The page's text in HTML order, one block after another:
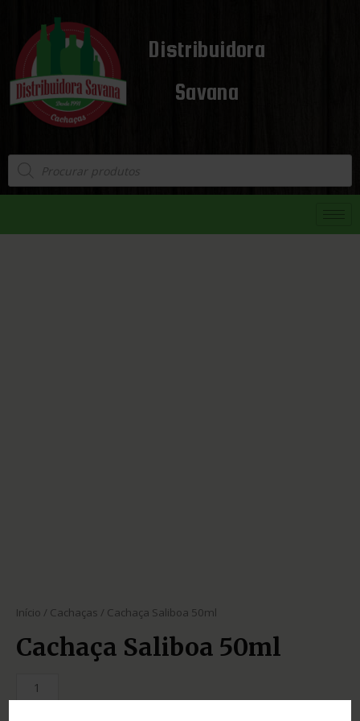
Distribuidora
Savana
Início / Cachaças / Cachaça Saliboa 50ml
Cachaça Saliboa 50ml